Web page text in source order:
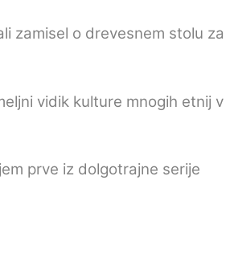
zamisel o drevesnem stolu za
vidik kulture mnogih etnij v
prve iz dolgotrajne serije